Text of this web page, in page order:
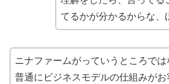
てるかが分かるからな、
ニナファームがっていうところでは
普通にビジネスモデルの仕組みがお